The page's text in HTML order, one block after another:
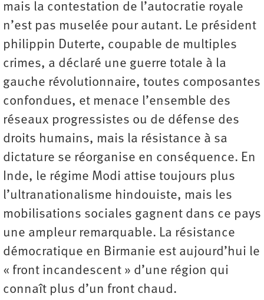
mais la contestation de l’autocratie royale
n’est pas muselée pour autant. Le président
philippin Duterte, coupable de multiples
crimes, a déclaré une guerre totale à la
gauche révolutionnaire, toutes composantes
confondues, et menace l’ensemble des
réseaux progressistes ou de défense des
droits humains, mais la résistance à sa
dictature se réorganise en conséquence. En
Inde, le régime Modi attise toujours plus
l’ultranationalisme hindouiste, mais les
mobilisations sociales gagnent dans ce pays
une ampleur remarquable. La résistance
démocratique en Birmanie est aujourd’hui le
« front incandescent » d’une région qui
connaît plus d’un front chaud.